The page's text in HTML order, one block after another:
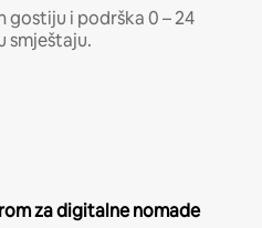
gostiju i podrška 0 – 24
smještaju.
za digitalne nomade